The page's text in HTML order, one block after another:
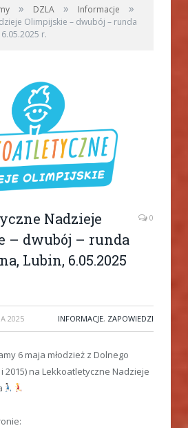
» DZLA » Informacje »
Olimpijskie – dwubój – runda
r.
Nadzieje
– dwubój – runda
Lubin, 6.05.2025
0
2025 INFORMACJE, ZAPOWIEDZI
6 maja młodzież z Dolnego
2015) na Lekkoatletyczne Nadzieje